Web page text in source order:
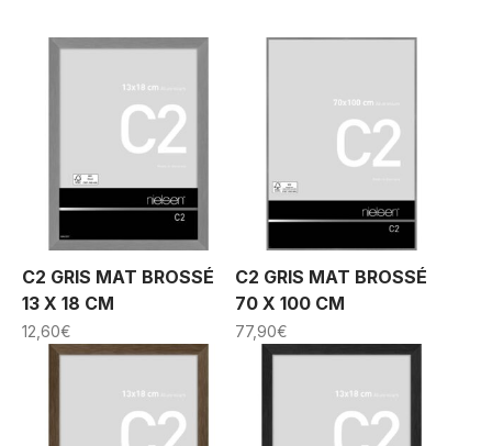
C2 GRIS MAT BROSSÉ
13 X 18 CM
12,60€
C2 GRIS MAT BROSSÉ
70 X 100 CM
77,90€